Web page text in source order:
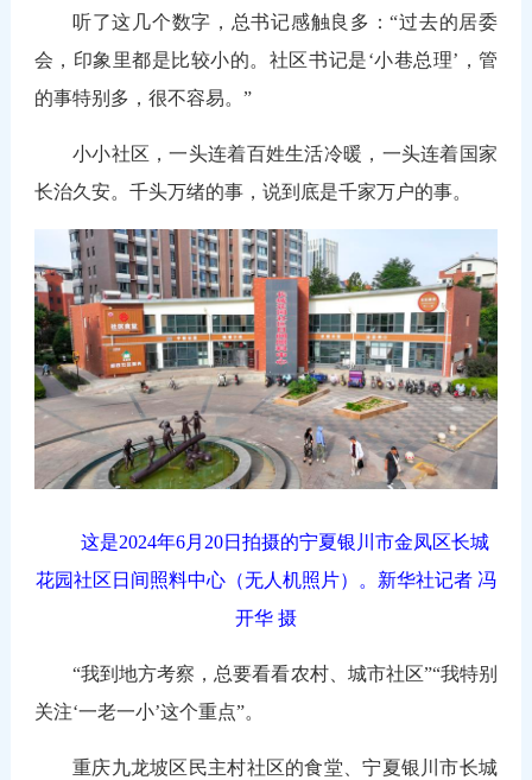
听了这几个数字，总书记感触良多：“过去的居委
会，印象里都是比较小的。社区书记是‘小巷总理’，管
的事特别多，很不容易。”
小小社区，一头连着百姓生活冷暖，一头连着国家
长治久安。千头万绪的事，说到底是千家万户的事。
这是2024年6月20日拍摄的宁夏银川市金凤区长城
花园社区日间照料中心（无人机照片）。新华社记者 冯
开华 摄
“我到地方考察，总要看看农村、城市社区”“我特别
关注‘一老一小’这个重点”。
重庆九龙坡区民主村社区的食堂、宁夏银川市长城